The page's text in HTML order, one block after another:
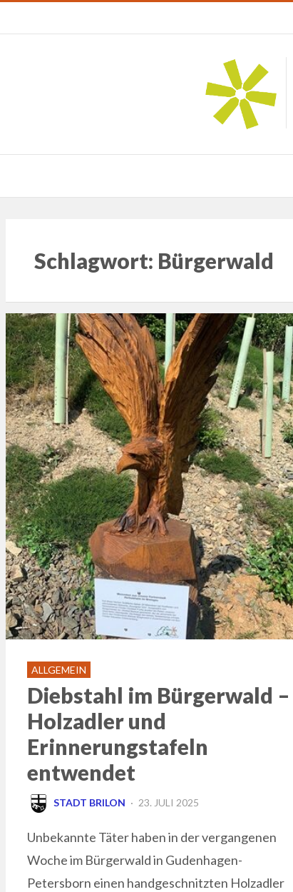
Schlagwort: Bürgerwald
ALLGEMEIN
Diebstahl im Bürgerwald –
Holzadler und
Erinnerungstafeln
entwendet
STADT BRILON
POSTED
23. JULI 2025
Unbekannte Täter haben in der vergangenen
Woche im Bürgerwald in Gudenhagen-
Petersborn einen handgeschnitzten Holzadler